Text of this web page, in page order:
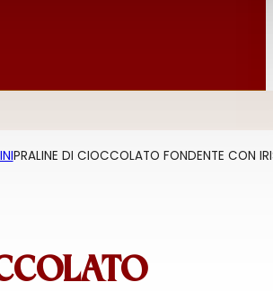
PRALINE DI CIOCCOLATO FONDENTE CON